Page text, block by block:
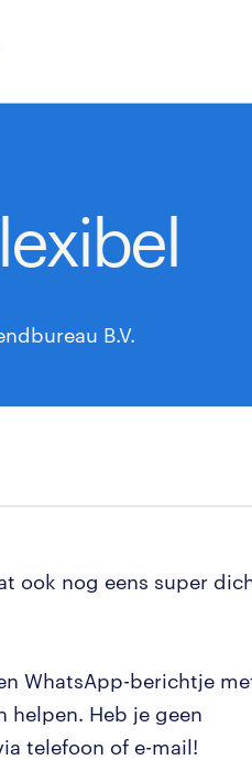
B.V.
ook nog eens super
WhatsApp-berichtje
helpen. Heb je geen
telefoon of e-mail!